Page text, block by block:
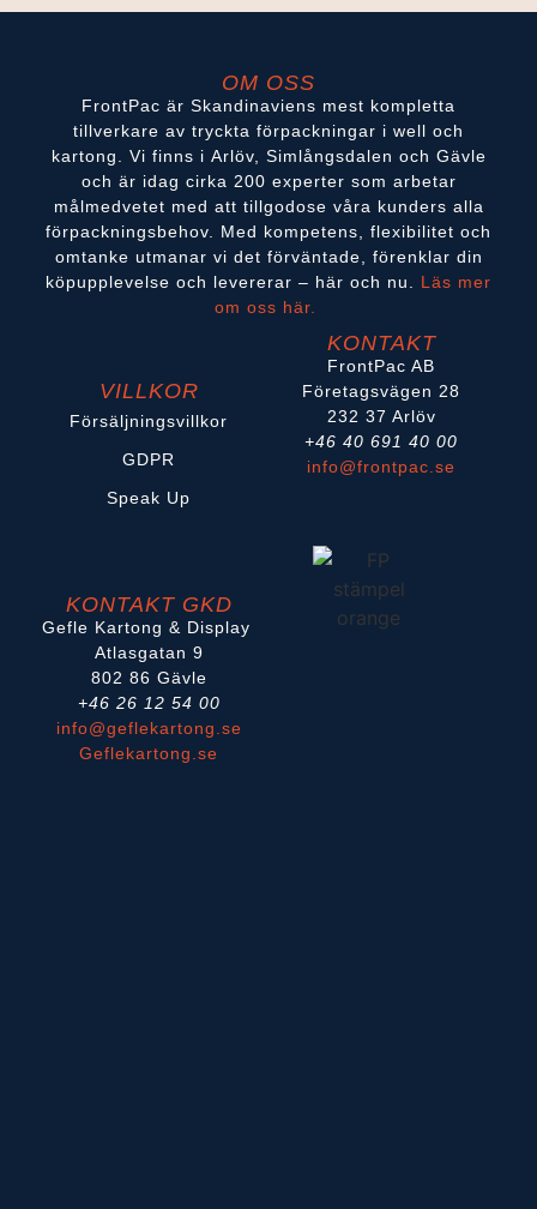
OM OSS
FrontPac är Skandinaviens mest kompletta
tillverkare av tryckta förpackningar i well och
kartong. Vi finns i Arlöv, Simlångsdalen och Gävle
och är idag cirka 200 experter som arbetar
målmedvetet med att tillgodose våra kunders alla
förpackningsbehov. Med kompetens, flexibilitet och
omtanke utmanar vi det förväntade, förenklar din
köpupplevelse och levererar – här och nu. Läs mer
om oss här.
VILLKOR
Försäljningsvillkor
GDPR
Speak Up
KONTAKT
FrontPac AB
Företagsvägen 28
232 37 Arlöv
+46 40 691 40 00
info@frontpac.se
KONTAKT GKD
Gefle Kartong & Display
Atlasgatan 9
802 86 Gävle
+46 26 12 54 00
info@geflekartong.se
Geflekartong.se